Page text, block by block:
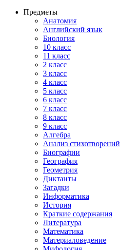
Предметы
Анатомия
Английский язык
Биология
10 класс
11 класс
2 класс
3 класс
4 класс
5 класс
6 класс
7 класс
8 класс
9 класс
Алгебра
Анализ стихотворений
Биографии
География
Геометрия
Диктанты
Загадки
Информатика
История
Краткие содержания
Литература
Математика
Материаловедение